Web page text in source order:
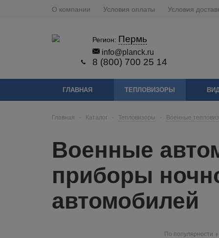
О компании Условия оплаты Условия
Регион: Пермь
info@planck.ru
8 (800) 700 25 14
ГЛАВНАЯ ТЕПЛОВИЗОРЫ
Главная - Каталог - Тепловизоры - Военные
Военные
приборы
автомобилей
По популярности